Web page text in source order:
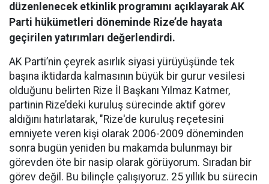
düzenlenecek etkinlik programını açıklayarak AK
Parti hükümetleri döneminde Rize’de hayata
geçirilen yatırımları değerlendirdi.
AK Parti’nin çeyrek asırlık siyasi yürüyüşünde tek
başına iktidarda kalmasının büyük bir gurur vesilesi
olduğunu belirten Rize İl Başkanı Yılmaz Katmer,
partinin Rize’deki kuruluş sürecinde aktif görev
aldığını hatırlatarak, "Rize'de kuruluş reçetesini
emniyete veren kişi olarak 2006-2009 döneminden
sonra bugün yeniden bu makamda bulunmayı bir
görevden öte bir nasip olarak görüyorum. Sıradan bir
görev değil. Bu bilinçle çalışıyoruz. 25 yıllık bu sürecin